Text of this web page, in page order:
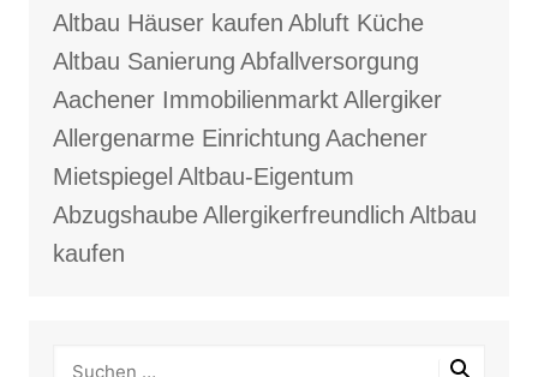
Altbau Häuser kaufen Abluft Küche
Altbau Sanierung Abfallversorgung
Aachener ImmobilienmarktAllergiker
Allergenarme Einrichtung Aachener
Mietspiegel Altbau-Eigentum
AbzugshaubeAllergikerfreundlich Altbau
kaufen